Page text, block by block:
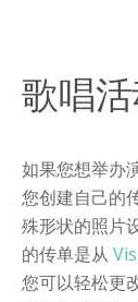
歌唱
如果您想举办
您创建自己的
殊形状的照片
的传单是从
您可以轻松更